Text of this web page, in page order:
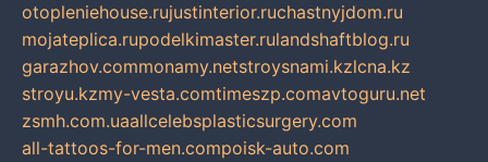
otopleniehouse.rujustinterior.ruchastnyjdom.ru
mojateplica.rupodelkimaster.rulandshaftblog.ru
garazhov.commonamy.netstroysnami.kzlcna.kz
stroyu.kzmy-vesta.comtimeszp.comavtoguru.net
zsmh.com.uaallcelebsplasticsurgery.com
all-tattoos-for-men.compoisk-auto.com